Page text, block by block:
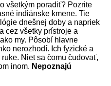
všetkým poradiť? Pozrite
indiánske kmene. Tie
dnešnej doby a napriek
cez všetky prístroje a
my. Pôsobí hlavne
nerozhodí. Ich fyzické a
Niet sa čomu čudovať,
inom. Nepoznajú